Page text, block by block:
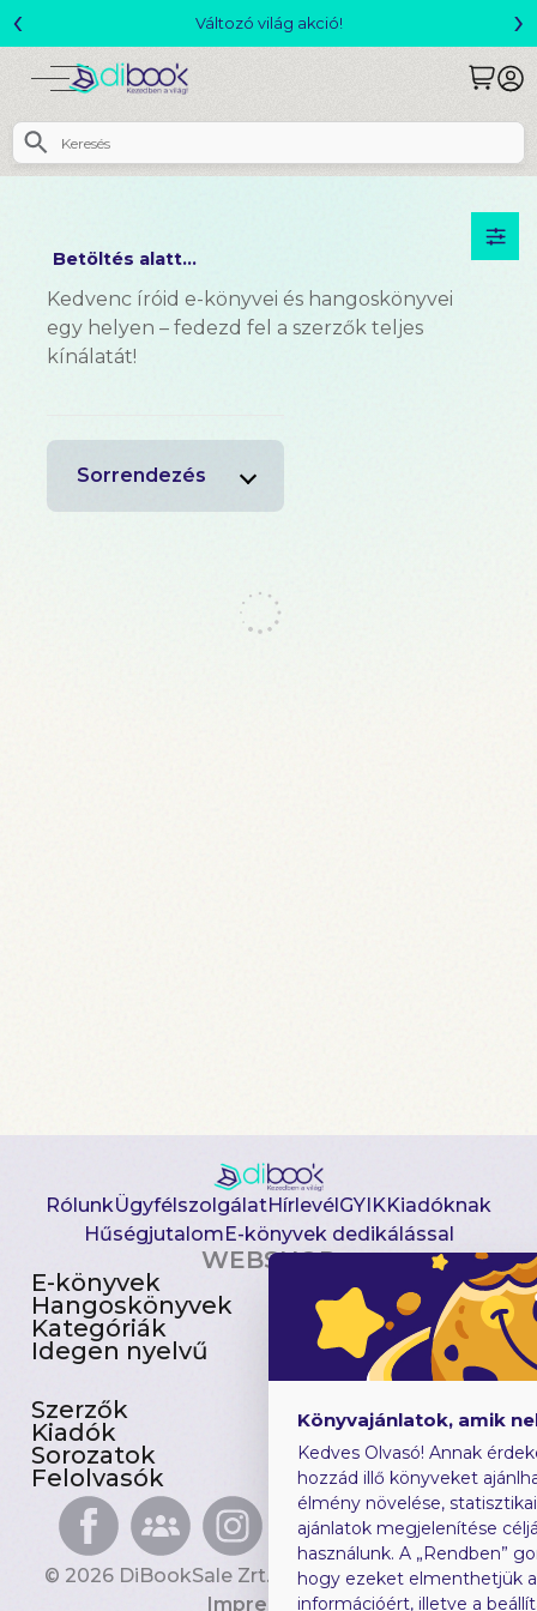
Változó világ akció!
‹ ›
Betöltés alatt...
Kedvenc íróid e-könyvei és hangoskönyvei
egy helyen – fedezd fel a szerzők teljes
kínálatát!
Sorrendezés
RólunkÜgyfélszolgálatHírlevélGYIKKiadóknak
HűségjutalomE-könyvek dedikálással
WEBSHOP
E-könyvek
Hangoskönyvek
Kategóriák
Idegen nyelvű
Csomagajánlatok
Akciósak
Előjegyezhetők
Újdonságok
Szerzők
Kiadók
Sorozatok
Felolvasók
Gyerekkönyvek
Heti toplista
Ajándékutalvány
Blog
© 2026 DiBookSale Zrt. Minden jog fenntartva.
Impresszum
Könyvajánlatok, amik
Kedves Olvasó! Annak
hozzád illő könyveket
élmény növelése,
ajánlatok megjelenítése
használunk. A „Rendben”
hogy ezeket elmenthetjük
információért, illetve a